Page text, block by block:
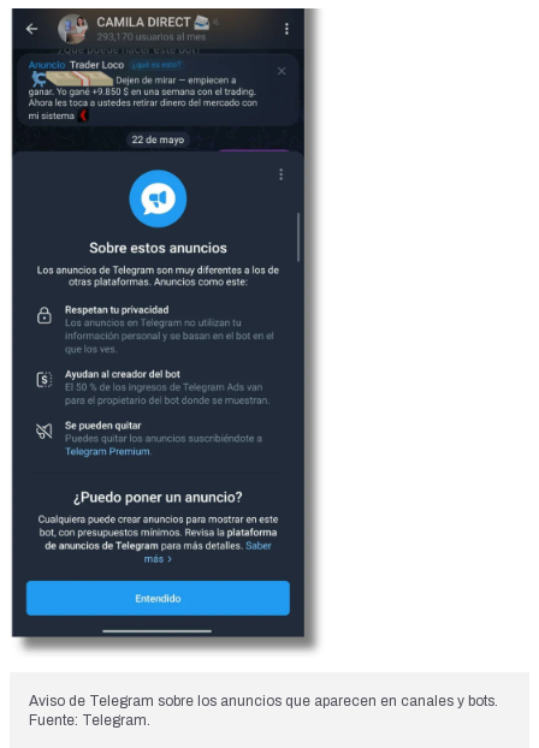
Aviso de Telegram sobre los anuncios que aparecen en canales y bots.
Fuente: Telegram.